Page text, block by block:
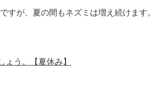
すが、夏の間もネズミは増え続けます。
う。【夏休み】